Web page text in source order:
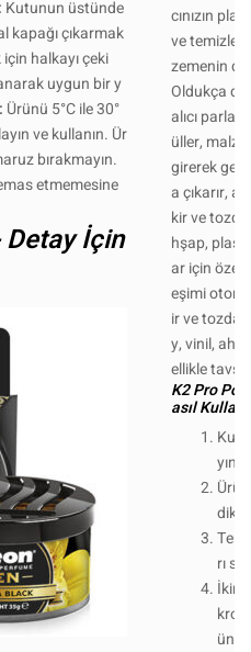
Kutunun üstünde
kapağı çıkarmak
halkayı çeki
uygun bir y
Ürünü 5°C ile 30°
ve kullanın. Ür
bırakmayın.
etmemesine
İçin
cınızın
ve
zemenin
Oldukça
alıcı
üller,
girerek
a çıkarır,
kir ve
hşap,
ar için
eşimi
ir ve
y, vinil,
ellikle
K2 Pro
asıl
yınız.
dik
rı
ün